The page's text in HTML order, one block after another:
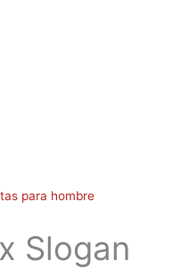
para hombre
Slogan